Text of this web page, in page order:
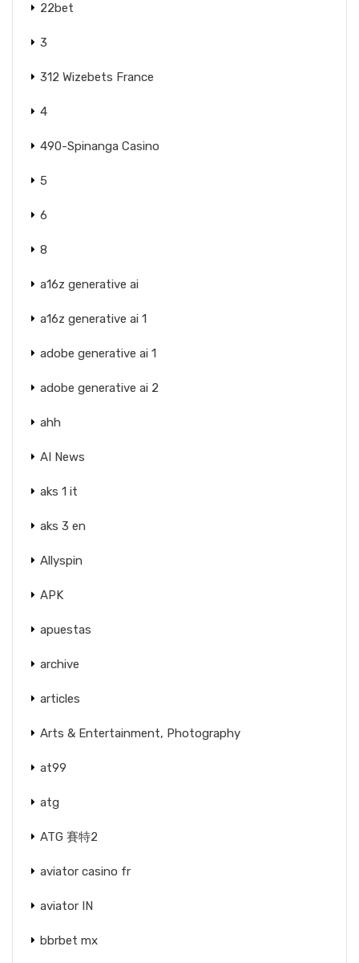
22bet
3
312 Wizebets France
4
490-Spinanga Casino
5
6
8
a16z generative ai
a16z generative ai 1
adobe generative ai 1
adobe generative ai 2
ahh
AI News
aks 1 it
aks 3 en
Allyspin
APK
apuestas
archive
articles
Arts & Entertainment, Photography
at99
atg
ATG 賽特2
aviator casino fr
aviator IN
bbrbet mx